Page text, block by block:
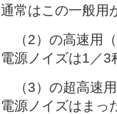
通常はこの一般用
（2）の高速用
電源ノイズは1／3
（3）の超高速
電源ノイズはまっ